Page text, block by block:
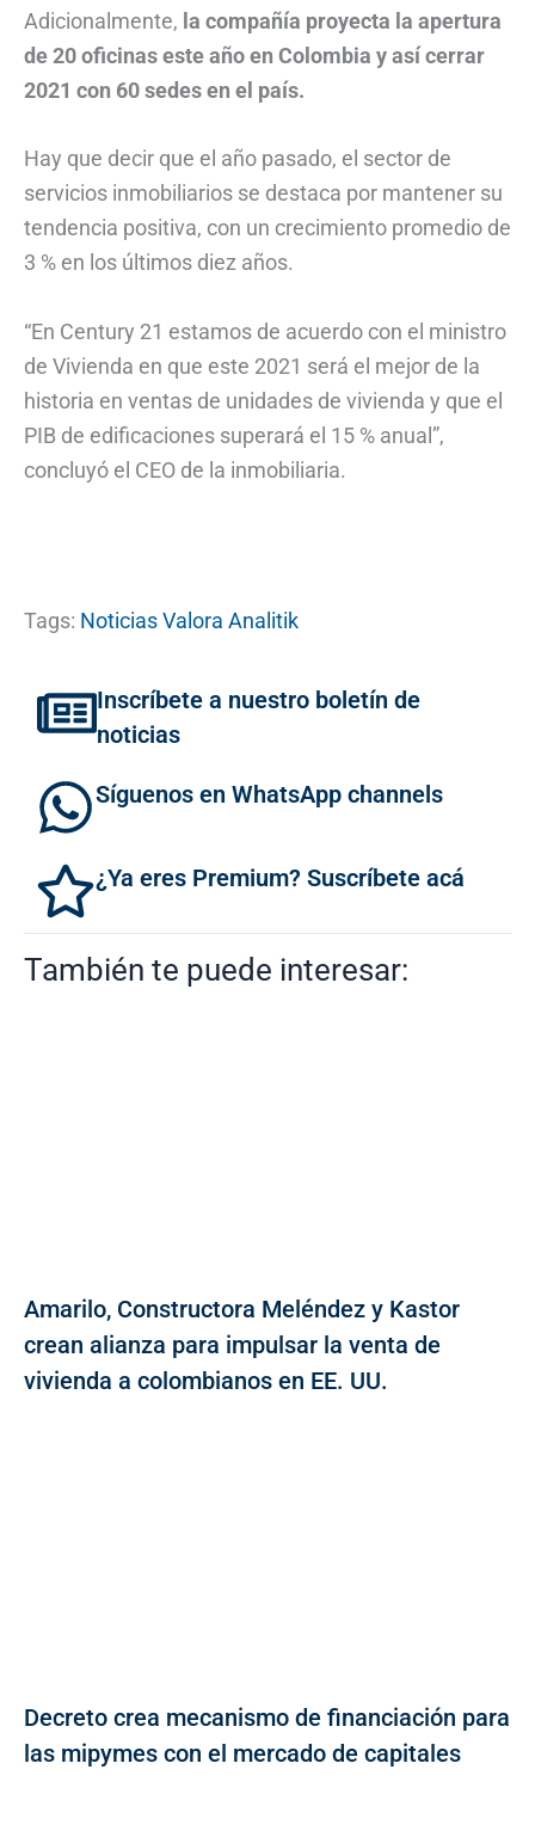
Adicionalmente, la compañía proyecta la apertura
de 20 oficinas este año en Colombia y así cerrar
2021 con 60 sedes en el país.
Hay que decir que el año pasado, el sector de
servicios inmobiliarios se destaca por mantener su
tendencia positiva, con un crecimiento promedio de
3 % en los últimos diez años.
“En Century 21 estamos de acuerdo con el ministro
de Vivienda en que este 2021 será el mejor de la
historia en ventas de unidades de vivienda y que el
PIB de edificaciones superará el 15 % anual”,
concluyó el CEO de la inmobiliaria.
Tags: Noticias Valora Analitik
Inscríbete a nuestro boletín de
noticias
Síguenos en WhatsApp channels
¿Ya eres Premium? Suscríbete acá
También te puede interesar:
Amarilo, Constructora Meléndez y Kastor
crean alianza para impulsar la venta de
vivienda a colombianos en EE. UU.
Decreto crea mecanismo de financiación para
las mipymes con el mercado de capitales